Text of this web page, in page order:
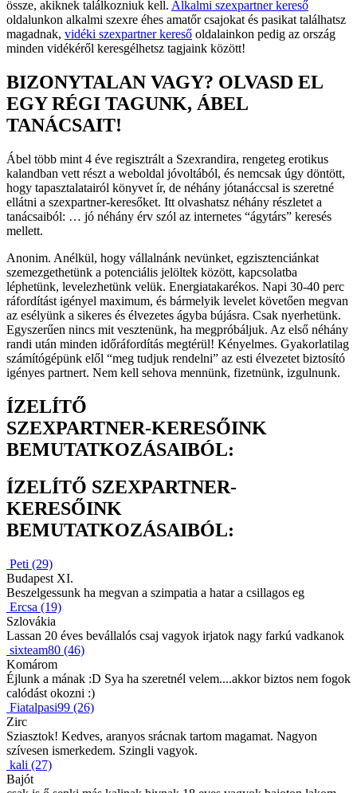
össze, akiknek találkozniuk kell. Alkalmi szexpartner kereső
oldalunkon alkalmi szexre éhes amatőr csajokat és pasikat találhatsz
magadnak, vidéki szexpartner kereső oldalainkon pedig az ország
minden vidékéről keresgélhetsz tagjaink között!
BIZONYTALAN VAGY? OLVASD EL
EGY RÉGI TAGUNK, ÁBEL
TANÁCSAIT!
Ábel több mint 4 éve regisztrált a Szexrandira, rengeteg erotikus
kalandban vett részt a weboldal jóvoltából, és nemcsak úgy döntött,
hogy tapasztalatairól könyvet ír, de néhány jótanáccsal is szeretné
ellátni a szexpartner-keresőket. Itt olvashatsz néhány részletet a
tanácsaiból: … jó néhány érv szól az internetes “ágytárs” keresés
mellett.
Anonim. Anélkül, hogy vállalnánk nevünket, egzisztenciánkat
szemezgethetünk a potenciális jelöltek között, kapcsolatba
léphetünk, levelezhetünk velük. Energiatakarékos. Napi 30-40 perc
ráfordítást igényel maximum, és bármelyik levelet követően megvan
az esélyünk a sikeres és élvezetes ágyba bújásra. Csak nyerhetünk.
Egyszerűen nincs mit vesztenünk, ha megpróbáljuk. Az első néhány
randi után minden időráfordítás megtérül! Kényelmes. Gyakorlatilag
számítógépünk elől “meg tudjuk rendelni” az esti élvezetet biztosító
igényes partnert. Nem kell sehova mennünk, fizetnünk, izgulnunk.
ÍZELÍTŐ
SZEXPARTNER-KERESŐINK
BEMUTATKOZÁSAIBÓL:
ÍZELÍTŐ SZEXPARTNER-
KERESŐINK
BEMUTATKOZÁSAIBÓL:
Peti (29)
Budapest XI.
Beszelgessunk ha megvan a szimpatia a hatar a csillagos eg
Ercsa (19)
Szlovákia
Lassan 20 éves bevállalós csaj vagyok irjatok nagy farkú vadkanok
sixteam80 (46)
Komárom
Éjlunk a mának :D Sya ha szeretnél velem....akkor biztos nem fogok
calódást okozni :)
Fiatalpasi99 (26)
Zirc
Sziasztok! Kedves, aranyos srácnak tartom magamat. Nagyon
szívesen ismerkedem. Szingli vagyok.
kali (27)
Bajót